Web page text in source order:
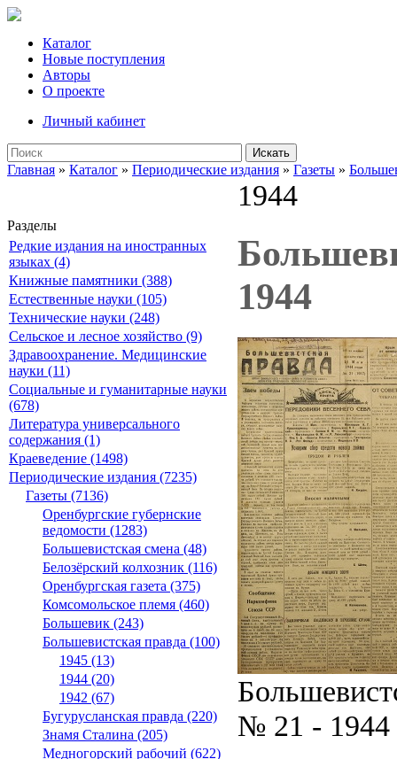
Каталог
Новые поступления
Авторы
О проекте
Личный кабинет
Искать
Главная » Каталог » Периодические издания » Газеты »
Разделы
Редкие издания на иностранных
языках (4)
Книжные памятники (388)
Естественные науки (105)
Технические науки (248)
Сельское и лесное хозяйство (9)
Здравоохранение. Медицинские
науки (11)
Социальные и гуманитарные науки
(678)
Литература универсального
содержания (1)
Краеведение (1498)
Периодические издания (7235)
Газеты (7136)
Оренбургские губернские
ведомости (1283)
Большевистская смена (48)
Белозёрский колхозник (116)
Оренбургская газета (375)
Комсомольское племя (460)
Большевик (243)
Большевистская правда (100)
1945 (13)
1944 (20)
1942 (67)
Бугурусланская правда (220)
Знамя Сталина (205)
Медногорский рабочий (622)
1944
1944
№ 21 - 1944